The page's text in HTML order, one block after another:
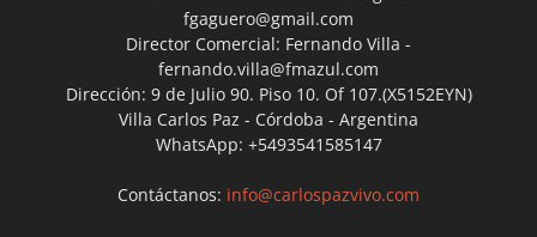
fgaguero@gmail.com
Director Comercial: Fernando Villa -
fernando.villa@fmazul.com
Dirección: 9 de Julio 90. Piso 10. Of 107.(X5152EYN)
Villa Carlos Paz - Córdoba - Argentina
WhatsApp: +5493541585147
Contáctanos: info@carlospazvivo.com